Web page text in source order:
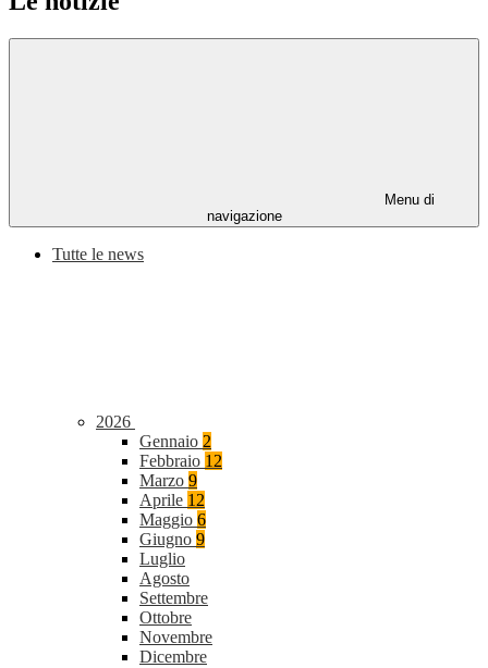
Menu di
navigazione
Tutte le news
2026
Gennaio 2
Febbraio 12
Marzo 9
Aprile 12
Maggio 6
Giugno 9
Luglio
Agosto
Settembre
Ottobre
Novembre
Dicembre